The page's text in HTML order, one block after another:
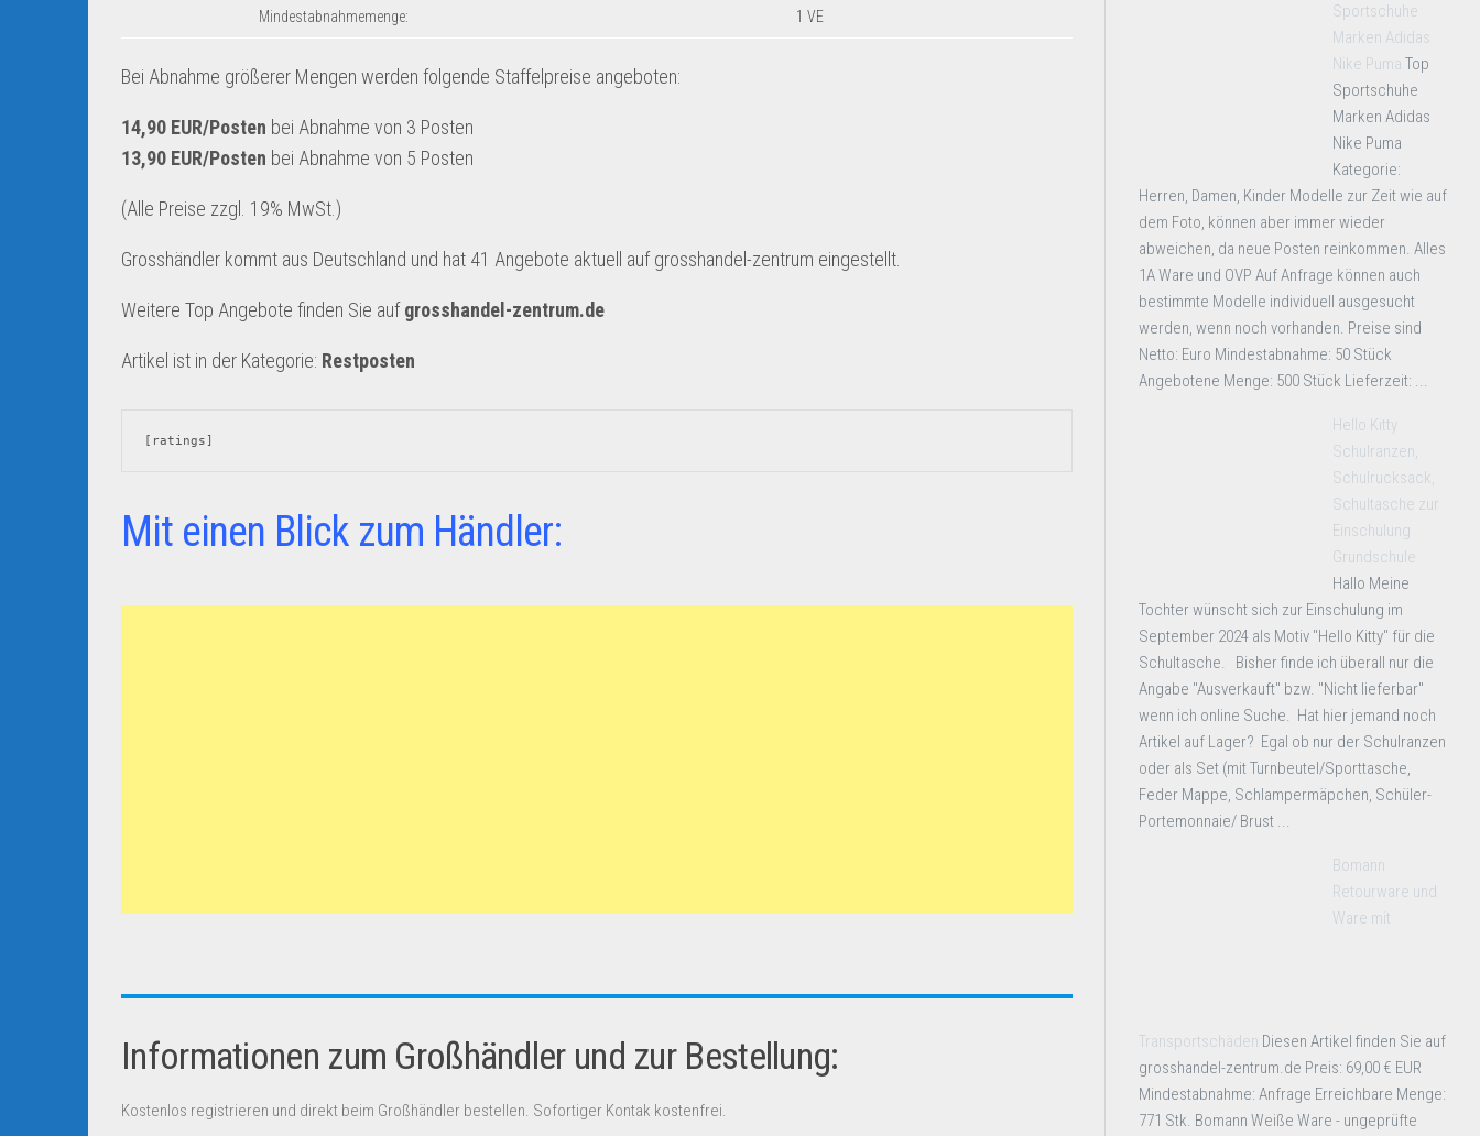
Mindestabnahmemenge: 1 VE
Bei Abnahme größerer Mengen werden folgende Staffelpreise angeboten:
14,90 EUR/Posten bei Abnahme von 3 Posten
13,90 EUR/Posten bei Abnahme von 5 Posten
(Alle Preise zzgl. 19% MwSt.)
Grosshändler kommt aus Deutschland und hat 41 Angebote aktuell auf grosshandel-zentrum eingestellt.
Weitere Top Angebote finden Sie aufgrosshandel-zentrum.de
Artikel ist in der Kategorie: Restposten
[ratings]
Mit einen Blick zum Händler:
Informationen zum Großhändler und zur Bestellung:
Kostenlos registrieren und direkt beim Großhändler bestellen. Sofortiger Kontak kostenfrei.
Sportschuhe
Marken Adidas
Nike Puma Top
Sportschuhe
Marken Adidas
Nike Puma
Kategorie:
Herren, Damen, Kinder Modelle zur Zeit wie auf
dem Foto, können aber immer wieder
abweichen, da neue Posten reinkommen. Alles
1A Ware und OVP Auf Anfrage können auch
bestimmte Modelle individuell ausgesucht
werden, wenn noch vorhanden. Preise sind
Netto: Euro Mindestabnahme: 50 Stück
Angebotene Menge: 500 Stück Lieferzeit: ...
Hello Kitty
Schulranzen,
Schulrucksack,
Schultasche zur
Einschulung
Grundschule
Hallo Meine
Tochter wünscht sich zur Einschulung im
September 2024 als Motiv "Hello Kitty" für die
Schultasche. Bisher finde ich überall nur die
Angabe "Ausverkauft" bzw. "Nicht lieferbar"
wenn ich online Suche. Hat hier jemand noch
Artikel auf Lager? Egal ob nur der Schulranzen
oder als Set (mit Turnbeutel/Sporttasche,
Feder Mappe, Schlampermäpchen, Schüler-
Portemonnaie/ Brust ...
Bomann
Retourware und
Ware mit
Transportschäden Diesen Artikel finden Sie auf
grosshandel-zentrum.de Preis: 69,00 € EUR
Mindestabnahme: Anfrage Erreichbare Menge:
771 Stk. Bomann Weiße Ware - ungeprüfte